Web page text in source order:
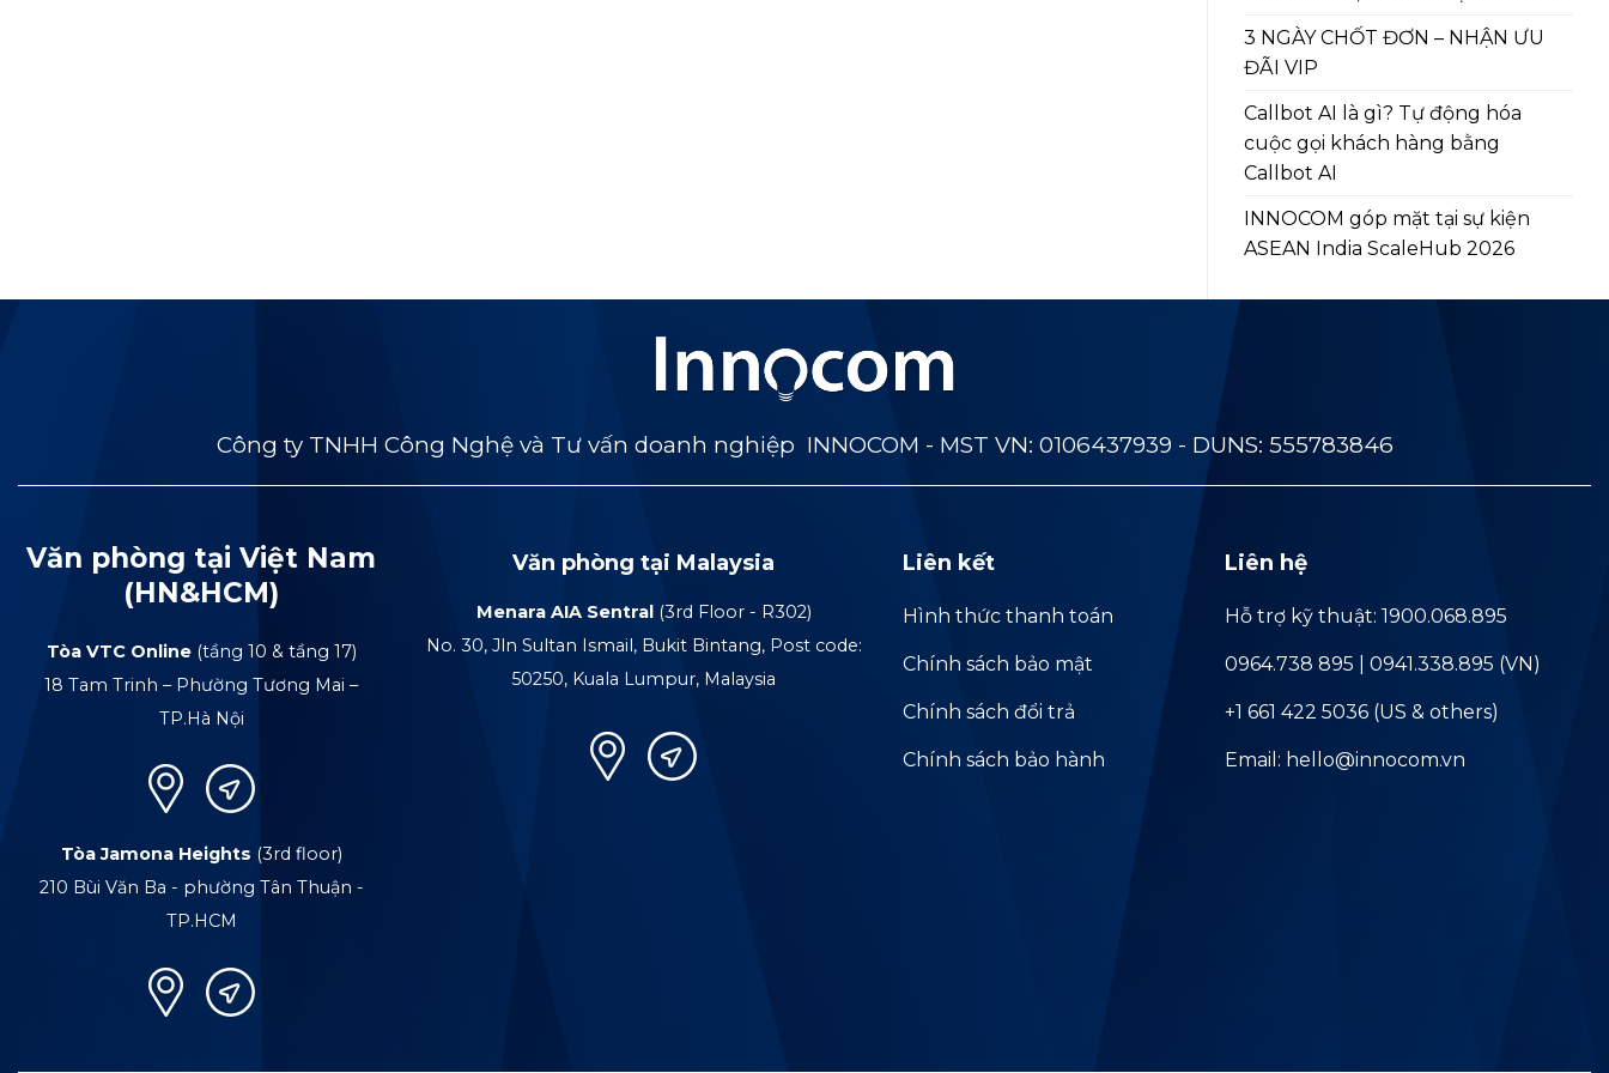
3 NGÀY CHỐT ĐƠN – NHẬN ƯU
ĐÃI VIP
Callbot AI là gì? Tự động hóa
cuộc gọi khách hàng bằng
Callbot AI
INNOCOM góp mặt tại sự kiện
ASEAN India ScaleHub 2026
Công ty TNHH Công Nghệ và Tư vấn doanh nghiệp INNOCOM - MST VN: 0106437939 - DUNS: 555783846
Văn phòng tại Việt Nam
(HN&HCM)
Tòa VTC Online(tầng 10 & tầng 17)
18 Tam Trinh – Phường Tương Mai –
TP.Hà Nội
Tòa Jamona Heights (3rd floor)
210 Bùi Văn Ba - phường Tân Thuận -
TP.HCM
Văn phòng tại Malaysia
Menara AIA Sentral (3rd Floor - R302)
No. 30, Jln Sultan Ismail, Bukit Bintang, Post code:
50250, Kuala Lumpur, Malaysia
Liên kết
Hình thức thanh toán
Chính sách bảo mật
Chính sách đổi trả
Chính sách bảo hành
Liên hệ
Hỗ trợ kỹ thuật: 1900.068.895
0964.738 895 | 0941.338.895 (VN)
+1 661 422 5036 (US & others)
Email: hello@innocom.vn